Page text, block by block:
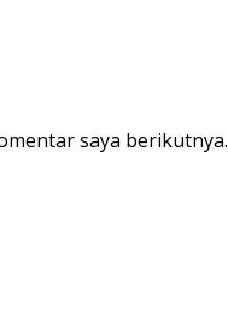
saya berikutnya.